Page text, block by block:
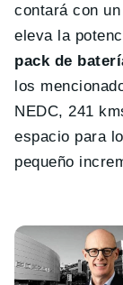
contará con
eleva la
pack de
los
NEDC, 241
espacio para
pequeño